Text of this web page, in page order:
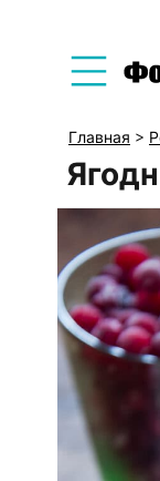
Главная >